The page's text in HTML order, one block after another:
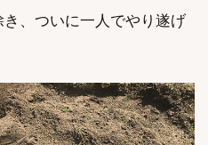
、ついに一人でやり遂げ